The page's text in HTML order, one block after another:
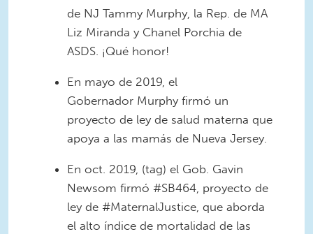
de NJ Tammy Murphy, la Rep. de MA
Liz Miranda y Chanel Porchia de
ASDS. ¡Qué honor!
En mayo de 2019, el
Gobernador Murphy firmó un
proyecto de ley de salud materna que
apoya a las mamás de Nueva Jersey.
En oct. 2019, (tag) el Gob. Gavin
Newsom firmó #SB464, proyecto de
ley de #MaternalJustice, que aborda
el alto índice de mortalidad de las